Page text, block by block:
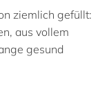
ziemlich gefüllt:
aus vollem
gesund